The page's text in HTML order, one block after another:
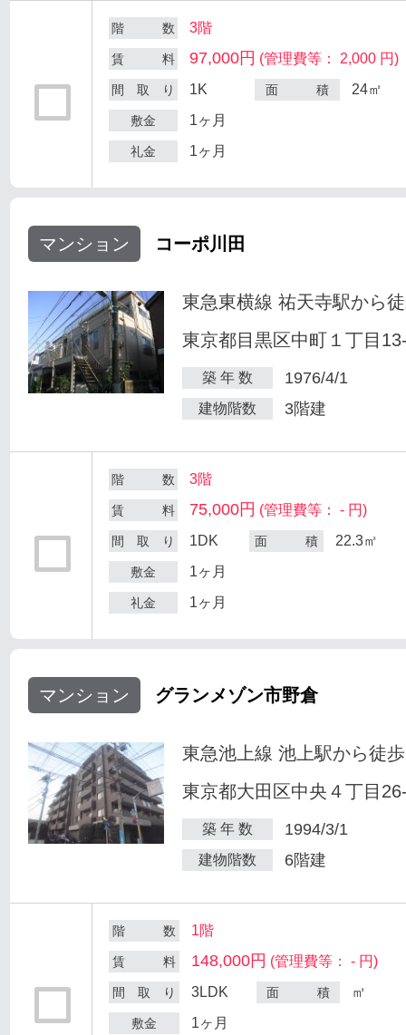
階 数 3階
賃 料 97,000円 (管理費等： 2,000 円)
間 取 り 1K 面 積 24㎡
敷金 1ヶ月
礼金 1ヶ月
マンション コーポ川田
東急東横線 祐天寺駅から
東京都目黒区中町１丁目
築 年 数 1976/4/1
建物階数 3階建
階 数 3階
賃 料 75,000円 (管理費等： - 円)
間 取 り 1DK 面 積 22.3㎡
敷金 1ヶ月
礼金 1ヶ月
マンション グランメゾン市野倉
東急池上線 池上駅から徒
東京都大田区中央４丁目
築 年 数 1994/3/1
建物階数 6階建
階 数 1階
賃 料 148,000円 (管理費等： - 円)
間 取 り 3LDK 面 積 ㎡
敷金 1ヶ月